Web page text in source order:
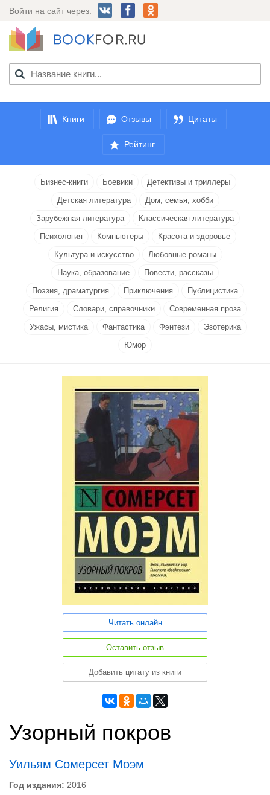
Войти на сайт через:
Книги Отзывы Цитаты
Рейтинг
Бизнес-книги Боевики
Детективы и триллеры
Детская литература
Дом, семья, хобби
Зарубежная литература
Классическая литература
Психология
Компьютеры
Красота и здоровье
Культура и искусство
Любовные романы
Наука, образование
Повести, рассказы
Поэзия, драматургия
Приключения
Публицистика
Религия
Словари, справочники
Современная проза
Ужасы, мистика
Фантастика Фэнтези
Эзотерика
Юмор
Читать онлайн
Оставить отзыв
Добавить цитату из книги
Узорный покров
Уильям Сомерсет Моэм
Год издания: 2016